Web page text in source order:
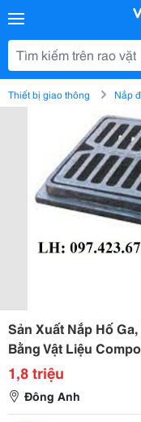
Thiết bị giao thông Nắp
Sản Xuất Nắp Hố
Bằng Vật Liệu
1,8 triệu
Đông Anh